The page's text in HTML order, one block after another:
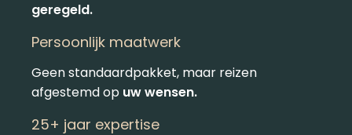
geregeld.
Persoonlijk maatwerk
Geen standaardpakket, maar reizen
afgestemd op uw wensen.
25+ jaar expertise